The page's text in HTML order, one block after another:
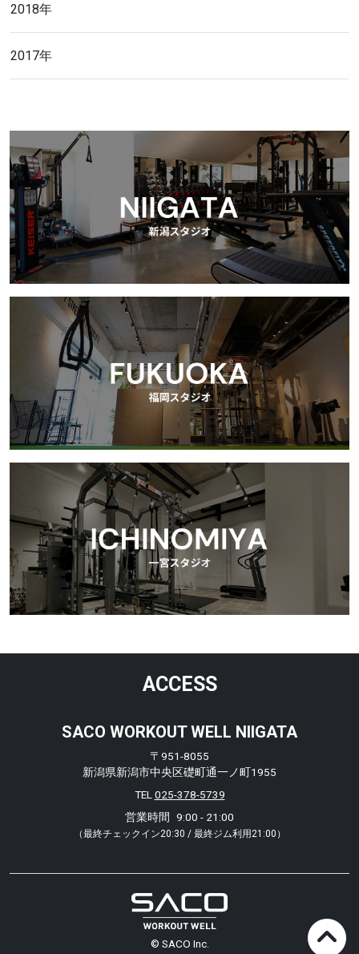
2018年
2017年
ACCESS
SACO WORKOUT WELL NIIGATA
〒951-8055
新潟県新潟市中央区礎町通一ノ町1955
TEL025-378-5739
営業時間
9:00 - 21:00
（最終チェックイン20:30 / 最終ジム利用21:00）
© SACO Inc.